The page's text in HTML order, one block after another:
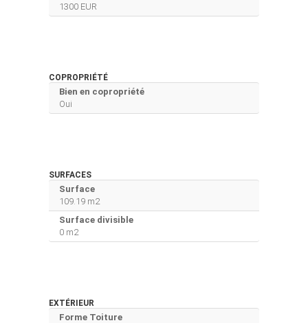
1300 EUR
COPROPRIÉTÉ
Bien en copropriété
Oui
SURFACES
Surface
109.19 m2
Surface divisible
0 m2
EXTÉRIEUR
Forme Toiture